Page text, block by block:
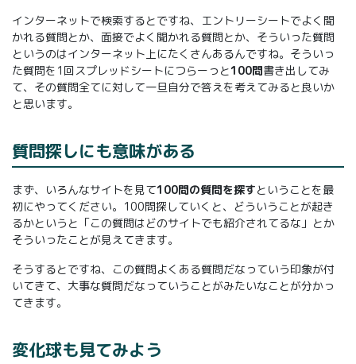
インターネットで検索するとですね、エントリーシートでよく聞
かれる質問とか、面接でよく聞かれる質問とか、そういった質問
というのはインターネット上にたくさんあるんですね。そういっ
た質問を1回スプレッドシートにつらーっと100問書き出してみ
て、その質問全てに対して一旦自分で答えを考えてみると良いか
と思います。
質問探しにも意味がある
まず、いろんなサイトを見て100問の質問を探すということを最
初にやってください。100問探していくと、どういうことが起き
るかというと「この質問はどのサイトでも紹介されてるな」とか
そういったことが見えてきます。
そうするとですね、この質問よくある質問だなっていう印象が付
いてきて、大事な質問だなっていうことがみたいなことが分かっ
てきます。
変化球も見てみよう